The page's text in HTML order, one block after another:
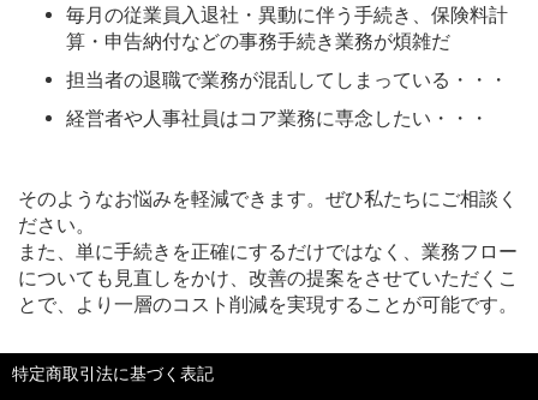
毎月の従業員入退社・異動に伴う手続き、保険料計
算・申告納付などの事務手続き業務が煩雑だ
担当者の退職で業務が混乱してしまっている・・・
経営者や人事社員はコア業務に専念したい・・・
そのようなお悩みを軽減できます。ぜひ私たちにご相談く
ださい。
また、単に手続きを正確にするだけではなく、業務フロー
についても見直しをかけ、改善の提案をさせていただくこ
とで、より一層のコスト削減を実現することが可能です。
特定商取引法に基づく表記